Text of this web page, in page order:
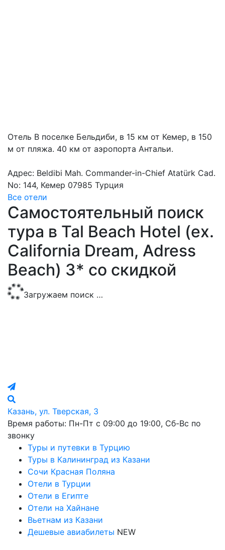
Отель В поселке Бельдиби, в 15 км от Кемер, в 150
м от пляжа. 40 км от аэропорта Антальи.
Адрес: Beldibi Mah. Commander-in-Chief Atatürk Cad.
No: 144, Кемер 07985 Турция
Все отели
Самостоятельный поиск
тура в Tal Beach Hotel (ex.
California Dream, Adress
Beach) 3* со скидкой
Загружаем поиск …
Казань, ул. Тверская, 3
Время работы: Пн-Пт с 09:00 до 19:00, Сб-Вс по
звонку
Туры и путевки в Турцию
Туры в Калининград из Казани
Сочи Красная Поляна
Отели в Турции
Отели в Египте
Отели на Хайнане
Вьетнам из Казани
Дешевые авиабилеты NEW